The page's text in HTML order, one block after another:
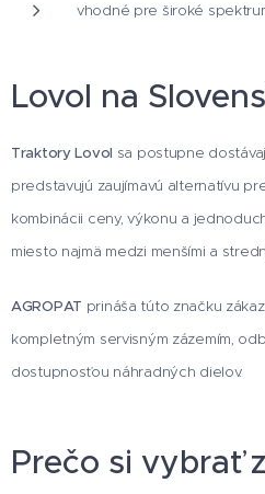
vhodné pre široké
Lovol na
Traktory Lovol sa postupne
predstavujú zaujímavú alternatívu
kombinácii ceny, výkonu a
miesto najmä medzi menšími a
AGROPAT prináša túto značku
kompletným servisným zázemím,
dostupnosťou náhradných dielov.
Prečo si vybrať